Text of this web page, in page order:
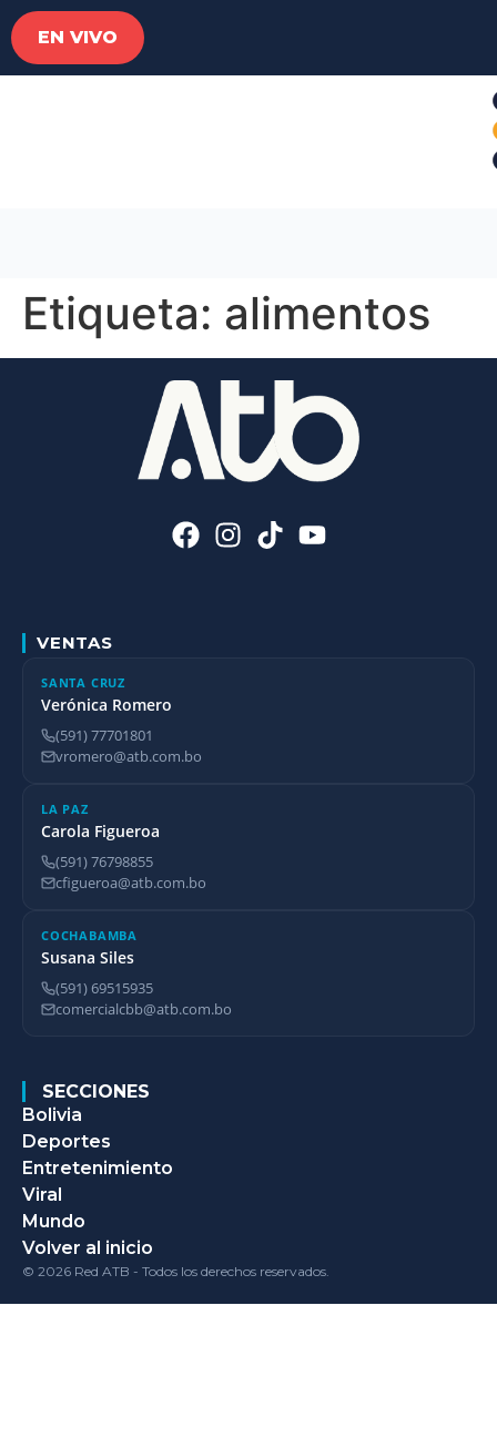
EN VIVO
Etiqueta: alimentos
VENTAS
SANTA CRUZ
Verónica Romero
(591) 77701801
vromero@atb.com.bo
LA PAZ
Carola Figueroa
(591) 76798855
cfigueroa@atb.com.bo
COCHABAMBA
Susana Siles
(591) 69515935
comercialcbb@atb.com.bo
SECCIONES
Bolivia
Deportes
Entretenimiento
Viral
Mundo
Volver al inicio
© 2026 Red ATB - Todos los derechos reservados.